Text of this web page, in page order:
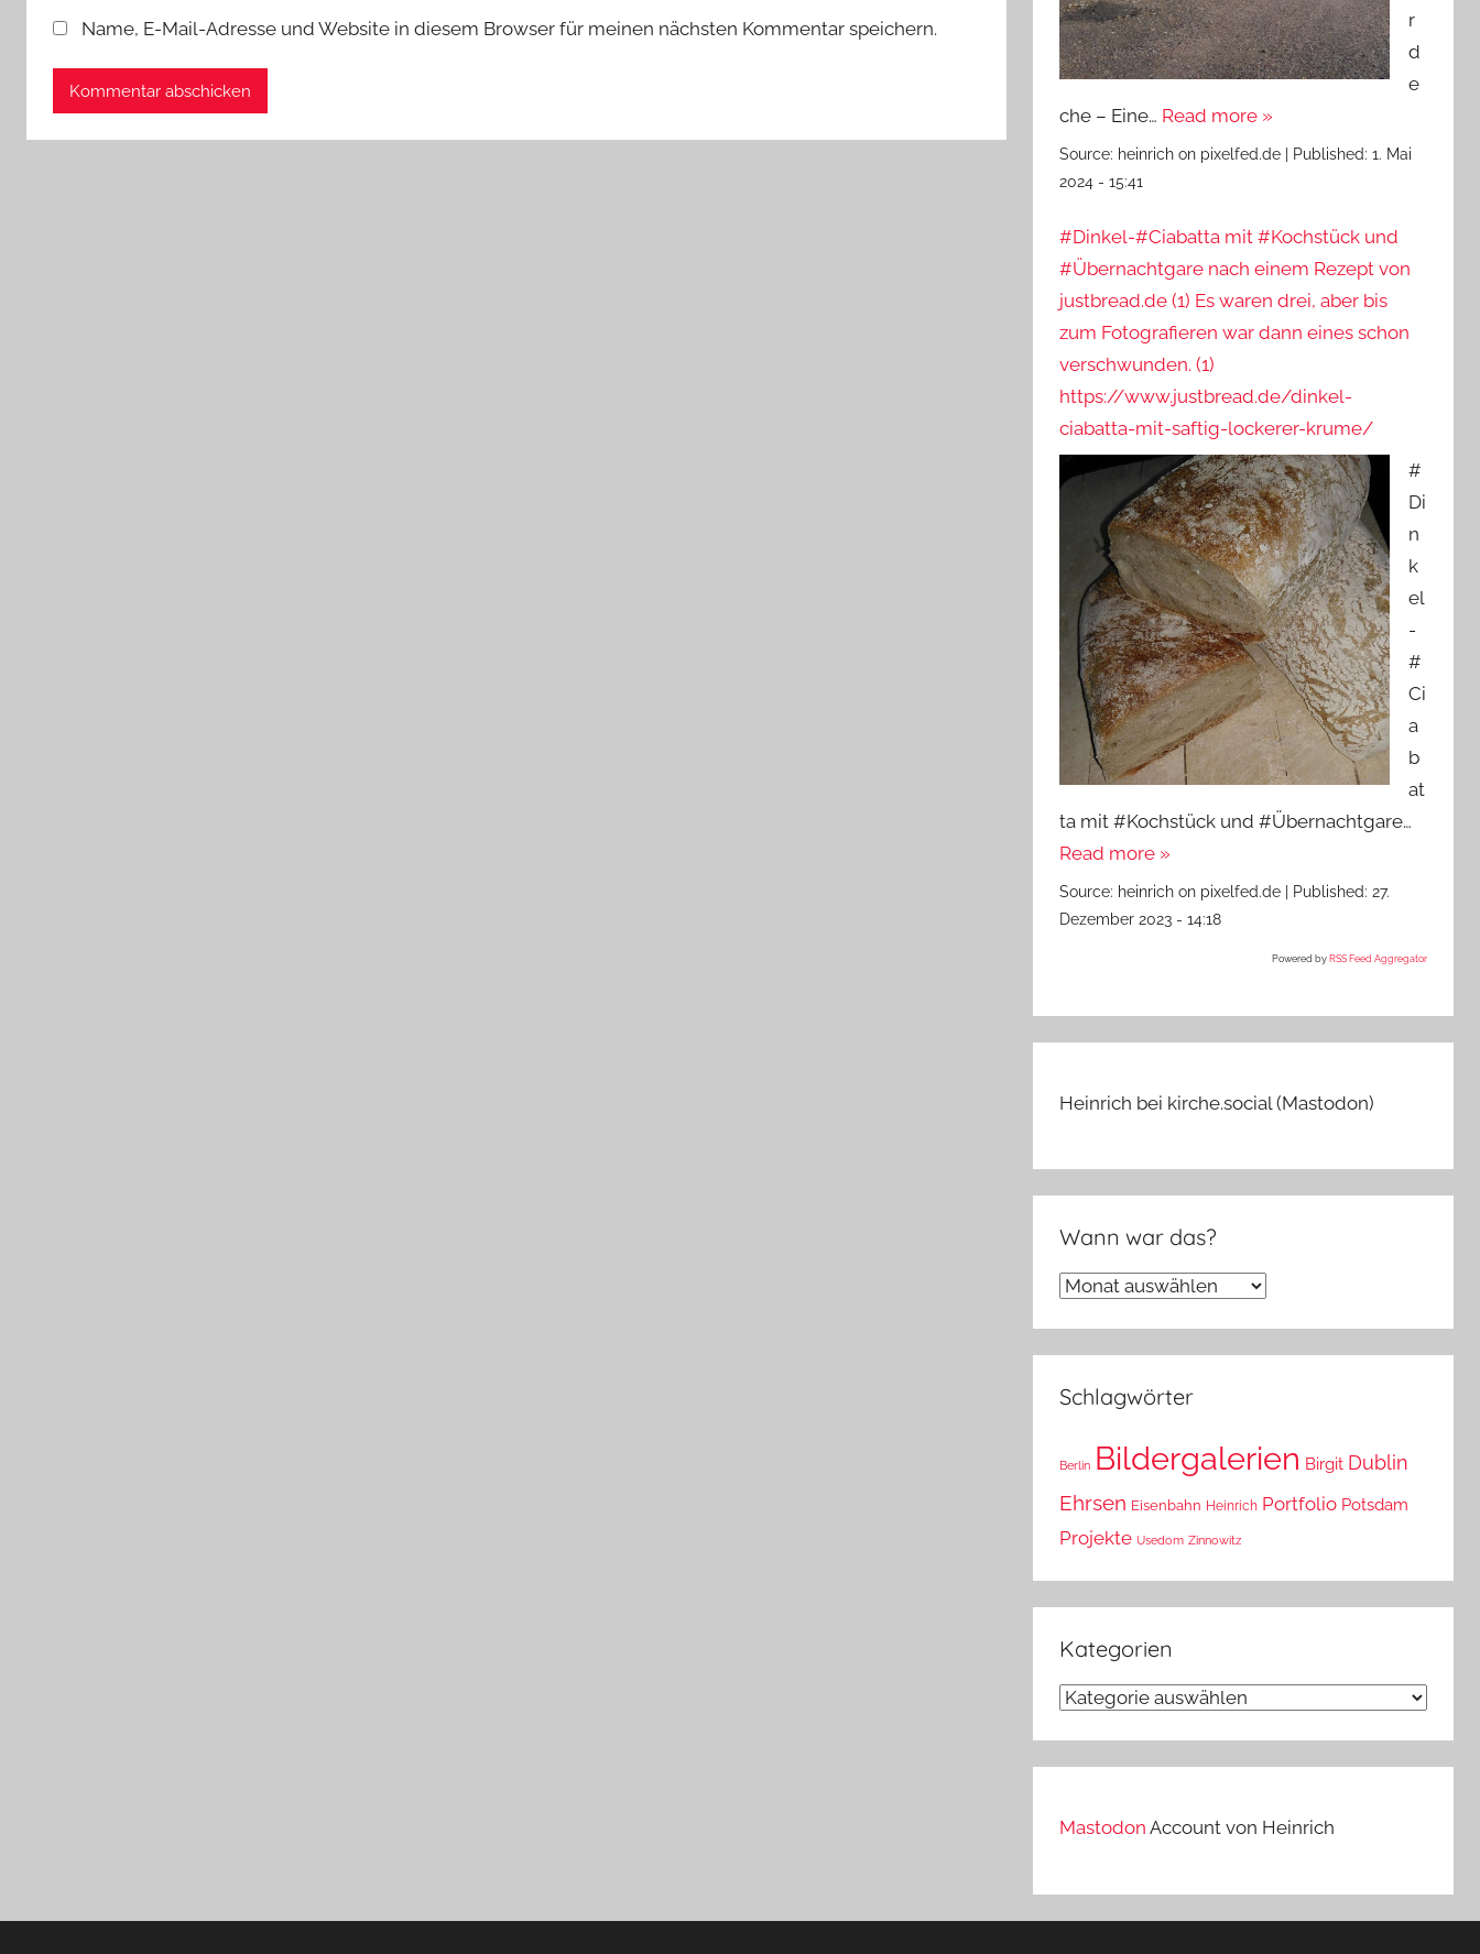
Name, E-Mail-Adresse und Website in diesem Browser für meinen nächsten Kommentar speichern.
r
d
e
che – Eine… Read more »
Source: heinrich on pixelfed.de | Published:1. Mai
2024 - 15:41
#Dinkel-#Ciabatta mit #Kochstück und
#Übernachtgare nach einem Rezept von
justbread.de (1) Es waren drei, aber bis
zum Fotografieren war dann eines schon
verschwunden. (1)
https://www.justbread.de/dinkel-
ciabatta-mit-saftig-lockerer-krume/
#
Di
n
k
el
-
#
Ci
a
b
at
ta mit #Kochstück und #Übernachtgare…
Read more »
Source: heinrich on pixelfed.de | Published:27.
Dezember 2023 - 14:18
Powered by RSS Feed Aggregator
Heinrich bei kirche.social (Mastodon)
Wann war das?
Wann
Schlagwörter
Berlin Bildergalerien Birgit Dublin
Ehrsen Eisenbahn Heinrich Portfolio Potsdam
Projekte Usedom Zinnowitz
Kategorien
Kategorien
Mastodon Account von Heinrich